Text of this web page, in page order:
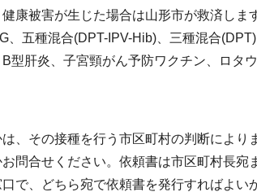
康被害が生じた場合は山形市が救済しま
、五種混合(DPT-IPV-Hib)、三種混合
型肝炎、子宮頸がん予防ワクチン、ロタ
、その接種を行う市区町村の判断によ
問合せください。依頼書は市区町村長
で、どちら宛で依頼書を発行すればよい